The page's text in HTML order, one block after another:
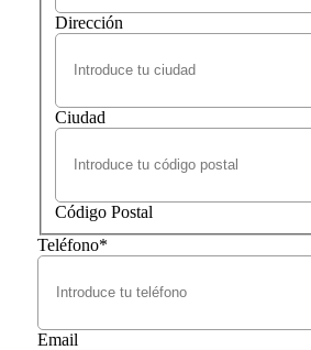
Dirección
Ciudad
Código Postal
Teléfono*
Email